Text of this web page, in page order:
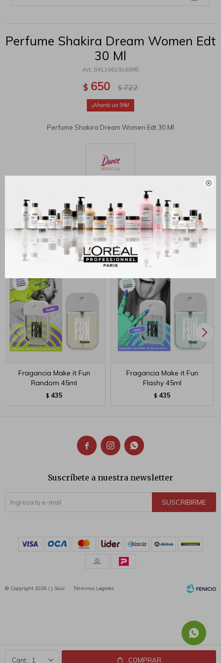

Perfume Shakira Dream Women Edt
30 Ml
8411061916995
$ 650 $722
9
Perfume Shakira Dream Women Edt 30 Ml
1 COMPRAR
MÉTODOS Y COSTOS DE ENVÍO
Productos que te pueden interesar
Fragancia Make it Fun
Random 45ml
$ 435
Fragancia Make it Fun
Flashy 45ml
$ 435
  
Suscríbete a nuestra newsletter
SUSCRIBIRME
© Copyright 2026 / J.Saul Términos Legales